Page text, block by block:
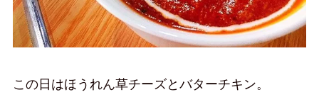
この日はほうれん草チーズとバターチキン。